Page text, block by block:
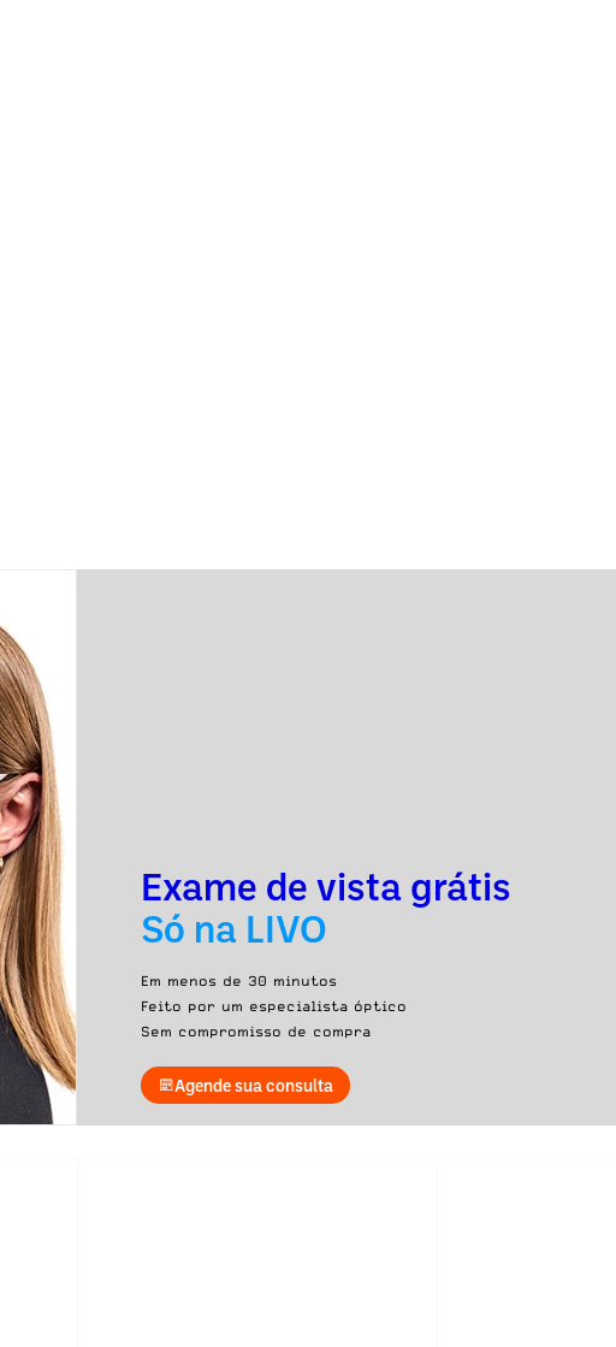
Exame de vista grátis
Só na LIVO
Em menos de 30 minutos
Feito por um especialista óptico
Sem compromisso de compra
Agende sua consulta